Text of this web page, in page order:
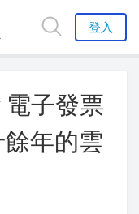
登入
電子發票
年的雲